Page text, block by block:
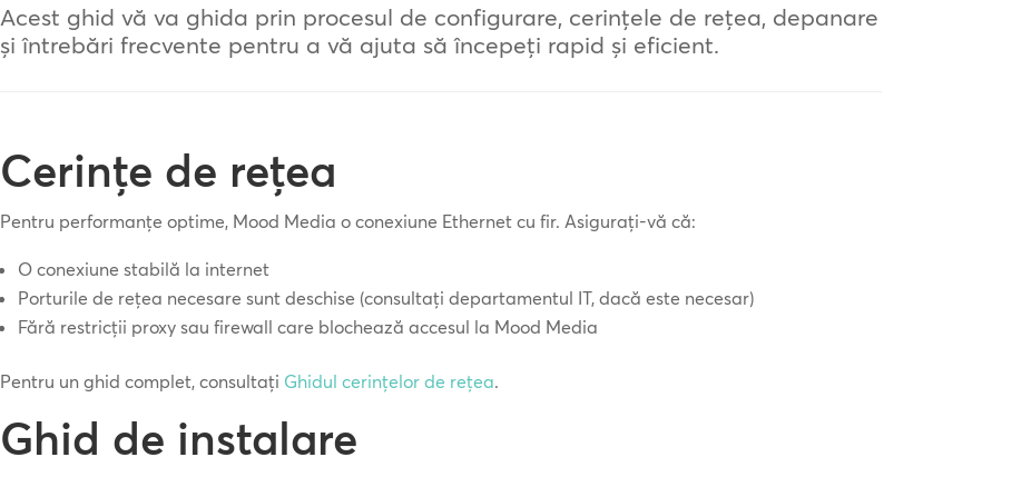
Acest ghid vă va ghida prin procesul de configurare, cerințele de rețea, depanare
și întrebări frecvente pentru a vă ajuta să începeți rapid și eficient.
Cerințe de rețea
Pentru performanțe optime, Mood Media o conexiune Ethernet cu fir. Asigurați-vă că:
O conexiune stabilă la internet
Porturile de rețea necesare sunt deschise (consultați departamentul IT, dacă este necesar)
Fără restricții proxy sau firewall care blochează accesul la Mood Media
Pentru un ghid complet, consultați Ghidul cerințelor de rețea.
Ghid de instalare